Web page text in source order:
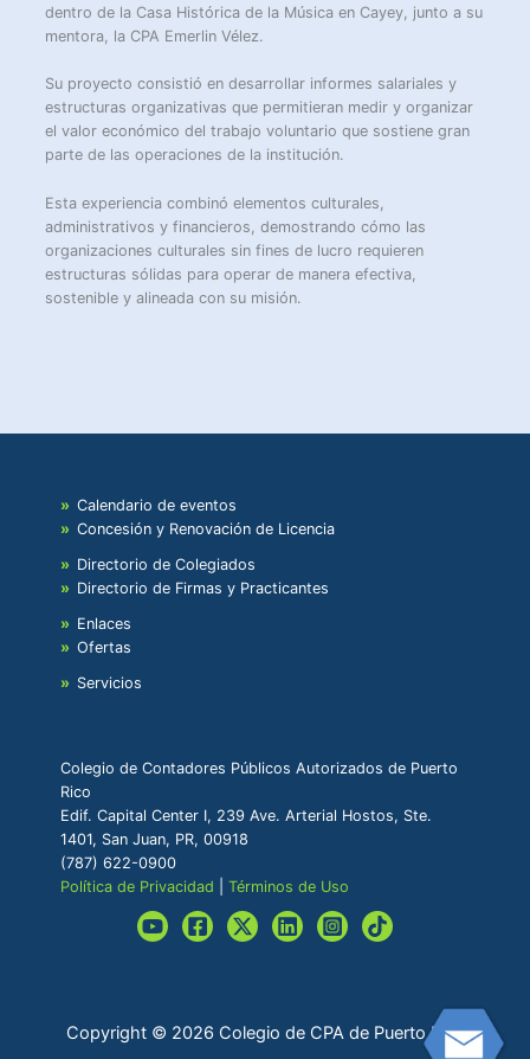
dentro de la Casa Histórica de la Música en Cayey, junto a su
mentora, la CPA Emerlin Vélez.
Su proyecto consistió en desarrollar informes salariales y
estructuras organizativas que permitieran medir y organizar
el valor económico del trabajo voluntario que sostiene gran
parte de las operaciones de la institución.
Esta experiencia combinó elementos culturales,
administrativos y financieros, demostrando cómo las
organizaciones culturales sin fines de lucro requieren
estructuras sólidas para operar de manera efectiva,
sostenible y alineada con su misión.
Calendario de eventos
Concesión y Renovación de Licencia
Directorio de Colegiados
Directorio de Firmas y Practicantes
Enlaces
Ofertas
Servicios
Colegio de Contadores Públicos Autorizados de Puerto
Rico
Edif. Capital Center I, 239 Ave. Arterial Hostos, Ste.
1401, San Juan, PR, 00918
(787) 622-0900
Política de Privacidad |Términos de Uso
Copyright © 2026 Colegio de CPA de Puerto Rico